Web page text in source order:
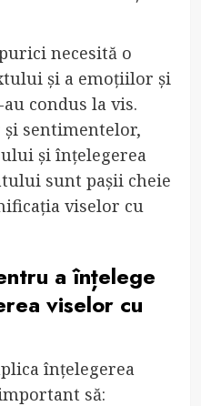
necesită o
și a emoțiilor și
condus la vis.
sentimentelor,
și înțelegerea
sunt pașii cheie
viselor cu
a înțelege
viselor cu
înțelegerea
să: